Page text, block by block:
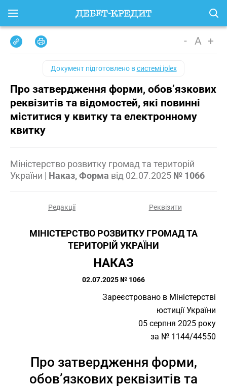
- A +
Документ підготовлено всистемі iplex
Про затвердження форми, обов’язкових
реквізитів та відомостей, які повинні
міститися у квитку та електронному
квитку
Міністерство розвитку громад та територій
України | Наказ, Форма від 02.07.2025 № 1066
Редакції Реквізити
МІНІСТЕРСТВО РОЗВИТКУ ГРОМАД ТА
ТЕРИТОРІЙ УКРАЇНИ
НАКАЗ
02.07.2025 № 1066
Зареєстровано в Міністерстві
юстиції України
05 серпня 2025 року
за № 1144/44550
Про затвердження форми,
обов’язкових реквізитів та